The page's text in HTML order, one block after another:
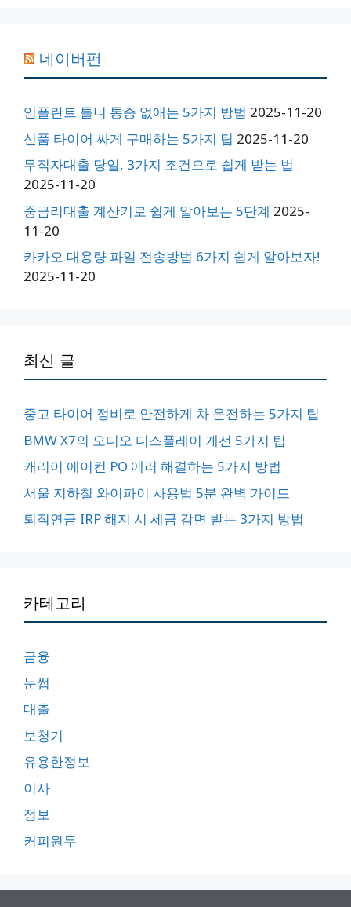
네이버펀
임플란트 틀니 통증 없애는 5가지 방법 2025-11-20
신품 타이어 싸게 구매하는 5가지 팁 2025-11-20
무직자대출 당일, 3가지 조건으로 쉽게 받는 법
2025-11-20
중금리대출 계산기로 쉽게 알아보는 5단계 2025-
11-20
카카오 대용량 파일 전송방법 6가지 쉽게 알아보자!
2025-11-20
최신 글
중고 타이어 정비로 안전하게 차 운전하는 5가지 팁
BMW X7의 오디오 디스플레이 개선 5가지 팁
캐리어 에어컨 PO 에러 해결하는 5가지 방법
서울 지하철 와이파이 사용법 5분 완벽 가이드
퇴직연금 IRP 해지 시 세금 감면 받는 3가지 방법
카테고리
금융
눈썹
대출
보청기
유용한정보
이사
정보
커피원두